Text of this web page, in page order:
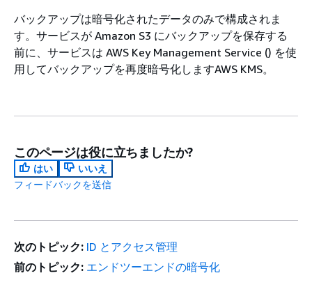
バックアップは暗号化されたデータのみで構成されま
す。サービスが Amazon S3 にバックアップを保存する
前に、サービスは AWS Key Management Service () を使
用してバックアップを再度暗号化しますAWS KMS。
このページは役に立ちましたか?
はい
いいえ
フィードバックを送信
次のトピック: ID とアクセス管理
前のトピック: エンドツーエンドの暗号化